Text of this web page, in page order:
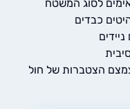
המשטח
של חול